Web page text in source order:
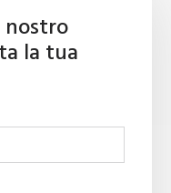
nostro
la tua